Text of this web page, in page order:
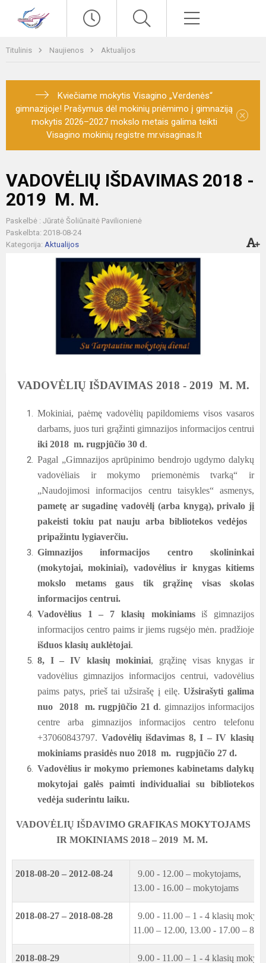
Titulinis Naujienos Aktualijos
Kviečiame mokytis Visagino „Verdenės“
gimnazijoje! Prašymus dėl mokinių priėmimo į gimnaziją
mokytis 2026–2027 mokslo metais galima teikti
Visagino mokinių registre mr.visaginas.lt
×
VADOVĖLIŲ IŠDAVIMAS 2018 -
2019 M. M.
Paskelbė : Jūratė Šoliūnaitė Pavilionienė
Paskelbta: 2018-08-24
Kategorija: Aktualijos
VADOVĖLIŲ IŠDAVIMAS 2018 - 2019 M. M.
Mokiniai, paėmę vadovėlių papildomiems visos vasaros
darbams, juos turi grąžinti gimnazijos informacijos centrui
iki 2018 m. rugpjūčio 30 d.
Pagal „Gimnazijos aprūpinimo bendrojo ugdymo dalykų
vadovėliais ir mokymo priemonėmis tvarką“ ir
„Naudojimosi informacijos centru taisykles“ asmenys,
pametę ar sugadinę vadovėlį (arba knygą), privalo jį
pakeisti tokiu pat nauju arba bibliotekos vedėjos
pripažintu lygiaverčiu.
Gimnazijos informacijos centro skolininkai
(mokytojai, mokiniai), vadovėlius ir knygas kitiems
mokslo metams gaus tik grąžinę visas skolas
informacijos centrui.
Vadovėlius
1 – 7 klasių mokiniamsiš gimnazijos
informacijos centro paims ir jiems rugsėjo mėn. pradžioje
išduos klasių auklėtojai.
8, I – IV klasių mokiniai, grąžinę visas knygas ir
vadovėlius gimnazijos informacijos centrui, vadovėlius
paims patys, prieš tai užsirašę į eilę.Užsirašyti galima
nuo 2018 m. rugpjūčio 21 d. gimnazijos informacijos
centre arba gimnazijos informacijos centro telefonu
+37060843797. Vadovėlių išdavimas 8, I – IV klasių
mokiniams prasidės nuo 2018 m. rugpjūčio 27 d.
Vadovėlius ir mokymo priemones kabinetams dalykų
mokytojai galės paimti individualiai su bibliotekos
vedėja suderintu laiku.
VADOVĖLIŲ IŠDAVIMO GRAFIKAS MOKYTOJAMS
IR MOKINIAMS 2018 – 2019 M. M.
2018-08-20 – 2012-08-24
9.00 - 12.00 – mokytojams,
13.00 - 16.00 – mokytojams
2018-08-27 – 2018-08-28
9.00 - 11.00 – 1 - 4 klasių
11.00 – 12.00, 13.00 - 17.00 – 8,
2018-08-29
9.00 - 11.00 – 1 - 4 klasių